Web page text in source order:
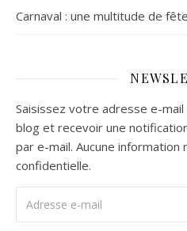
Carnaval : une multitude de
Saisissez votre adresse e-
blog et recevoir une
par e-mail. Aucune
confidentielle.